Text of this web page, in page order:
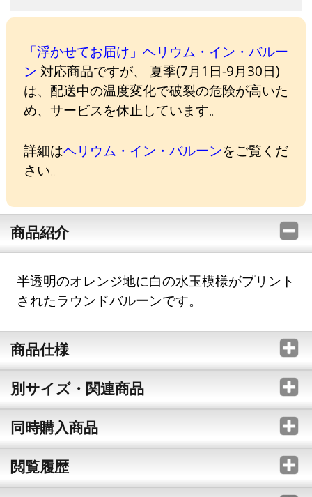
「浮かせてお届け」ヘリウム・イン・バルー
ン 対応商品ですが、 夏季(7月1日-9月30日)
は、配送中の温度変化で破裂の危険が高いた
め、サービスを休止しています。
詳細はヘリウム・イン・バルーンをご覧くだ
さい。
商品紹介
半透明のオレンジ地に白の水玉模様がプリント
されたラウンドバルーンです。
商品仕様
別サイズ・関連商品
同時購入商品
閲覧履歴